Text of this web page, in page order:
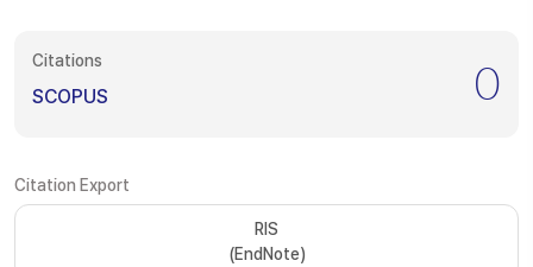
Citations
SCOPUS 0
Citation Export
RIS
(EndNote)